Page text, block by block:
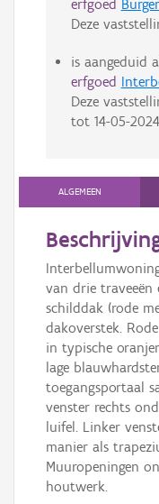
erfgoed
Deze
is aangeduid
erfgoed
Deze
tot 14-05-2024
ALGEMEEN
van drie traveeën
schilddak (rode
dakoverstek.
in typische
lage
toegangsportaal
venster rechts
luifel. Linker
manier als
Muuropeningen
houtwerk.